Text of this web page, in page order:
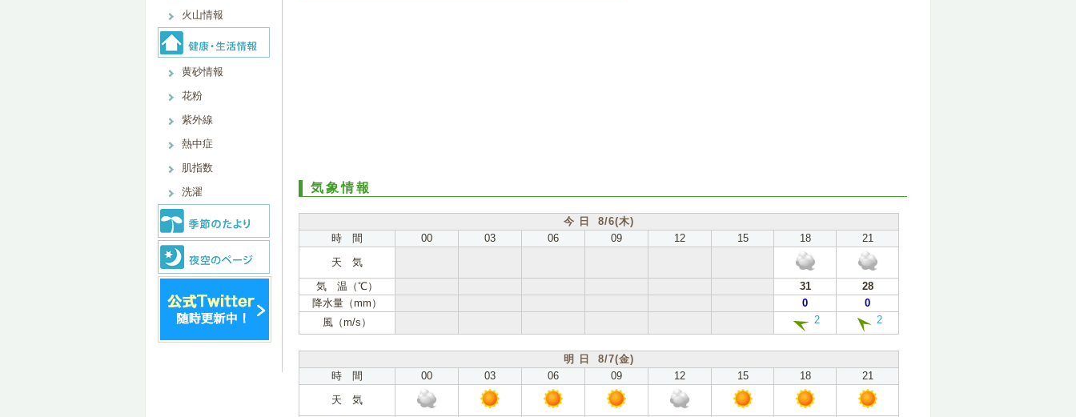
火山情報
黄砂情報
花粉
紫外線
熱中症
肌指数
洗濯
気象情報
今 日 8/6(木)
時 間
00 03 06 09 12 15 18
21
天 気
気 温（℃）
31
28
降水量（mm）
0
0
風（m/s）
2 2
明 日 8/7(金)
時 間
00 03 06 09 12 15 18
21
天 気